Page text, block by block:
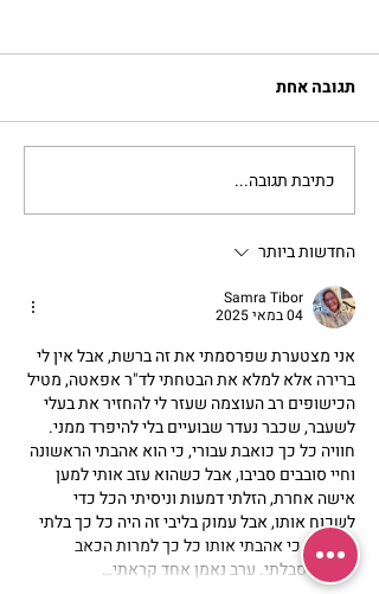
להזכיר ללב שלי איך
מרגישה אהבה | נורית אילון
הירש
תגובה אחת
כתיבת תגובה...
החדשות ביותר
Samra Tibor
04 במאי 2025
אני מצטערת שפרסמתי את זה ברשת, אבל אין לי
ברירה אלא למלא את הבטחתי לד"ר אפאטה, מטיל
הכישופים רב העוצמה שעזר לי להחזיר את בעלי
לשעבר, שכבר נעדר שבועיים בלי להיפרד ממני.
חוויה כל כך כואבת עבורי, כי הוא אהבתי הראשונה
וחיי סובבים סביבו, אבל כשהוא עזב אותי למען
אישה אחרת, הזלתי דמעות וניסיתי הכל כדי
לשכוח אותו, אבל עמוק בליבי זה היה כל כך בלתי
אפשרי, כי אהבתי אותו כל כך למרות הכאב
שממנו סבלתי. ערב נאמן אחד קראתי…